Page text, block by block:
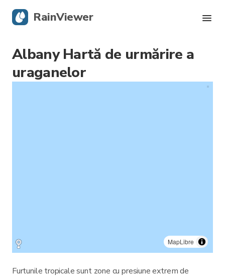
Albany Hartă de urmărire a
uraganelor
MapLibre
Furtunile tropicale sunt zone cu presiune extrem de
RainViewer
Radar live
Urmărire uragane